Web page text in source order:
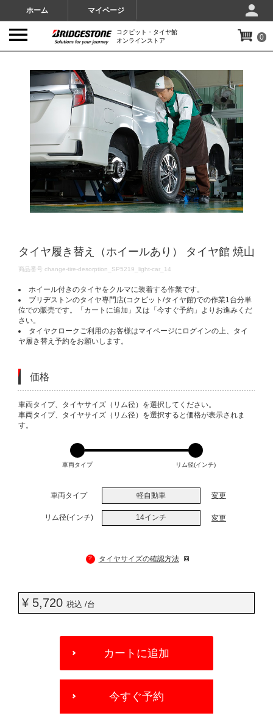
ホーム マイページ
コクピット・タイヤ館
オンラインストア
0
タイヤ履き替え（ホイールあり） タイヤ館 焼山
DETAILS
商品番号 change-tire-desorption_SP5219_light-car_14
ホイール付きのタイヤをクルマに装着する作業です。
ブリヂストンのタイヤ専門店(コクピット/タイヤ館)での作業1台分単
位での販売です。「カートに追加」又は「今すぐ予約」よりお進みくだ
さい。
タイヤクロークご利用のお客様はマイページにログインの上、タイ
ヤ履き替え予約をお願いします。
価格
VARIATIONS
車両タイプ、タイヤサイズ（リム径）を選択してください。
車両タイプ、タイヤサイズ（リム径）を選択すると価格が表示されま
す。
車両タイプ リム径(インチ)
車両タイプ 軽自動車 変更
リム径(インチ) 14インチ 変更
? タイヤサイズの確認方法
¥ 5,720 税込 /台
OPTIONS
カートに追加
今すぐ予約